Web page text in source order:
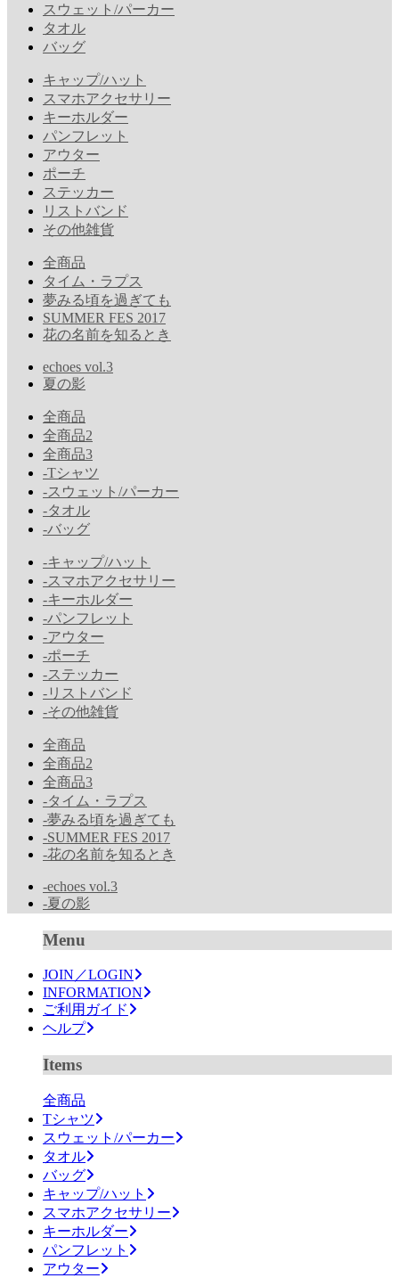
スウェット/パーカー
タオル
バッグ
キャップ/ハット
スマホアクセサリー
キーホルダー
パンフレット
アウター
ポーチ
ステッカー
リストバンド
その他雑貨
全商品
タイム・ラプス
夢みる頃を過ぎても
SUMMER FES 2017
花の名前を知るとき
echoes vol.3
夏の影
全商品
全商品2
全商品3
-Tシャツ
-スウェット/パーカー
-タオル
-バッグ
-キャップ/ハット
-スマホアクセサリー
-キーホルダー
-パンフレット
-アウター
-ポーチ
-ステッカー
-リストバンド
-その他雑貨
全商品
全商品2
全商品3
-タイム・ラプス
-夢みる頃を過ぎても
-SUMMER FES 2017
-花の名前を知るとき
-echoes vol.3
-夏の影
Menu
JOIN／LOGIN
INFORMATION
ご利用ガイド
ヘルプ
Items
全商品
Tシャツ
スウェット/パーカー
タオル
バッグ
キャップ/ハット
スマホアクセサリー
キーホルダー
パンフレット
アウター